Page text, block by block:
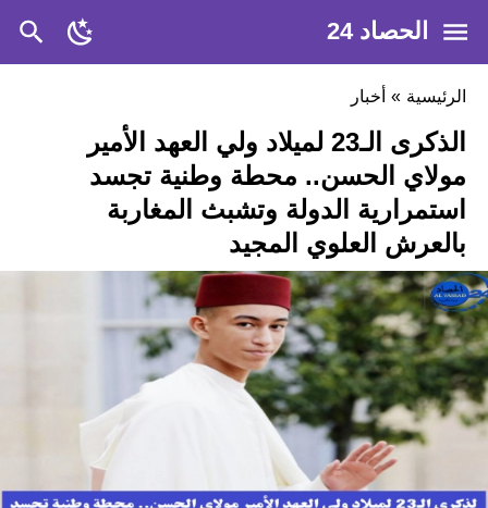
الحصاد 24
الرئيسية » أخبار
الذكرى الـ23 لميلاد ولي العهد الأمير
مولاي الحسن.. محطة وطنية تجسد
استمرارية الدولة وتشبث المغاربة
بالعرش العلوي المجيد